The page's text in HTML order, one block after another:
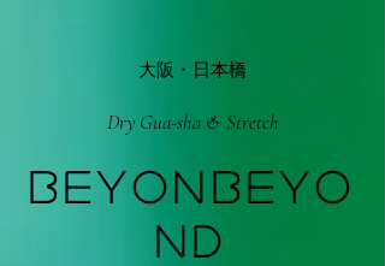
大阪・日本橋
Dry Gua-sha & Stretch
BEYONBEYO
ND